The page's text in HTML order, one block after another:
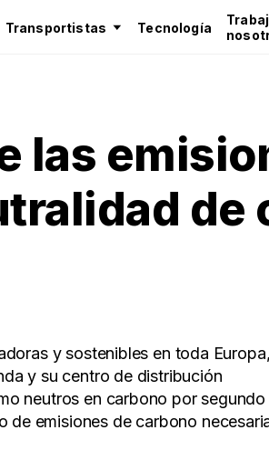
Transportistas Tecnología
las
de
y sostenibles en toda Europa,
y su centro de distribución
neutros en carbono por segundo
de emisiones de carbono